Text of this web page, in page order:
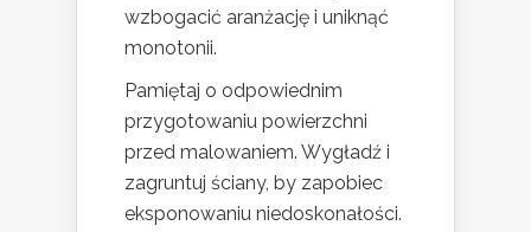
wzbogacić aranżację i uniknąć
monotonii.
Pamiętaj o odpowiednim
przygotowaniu powierzchni
przed malowaniem. Wygładź i
zagruntuj ściany, by zapobiec
eksponowaniu niedoskonałości.